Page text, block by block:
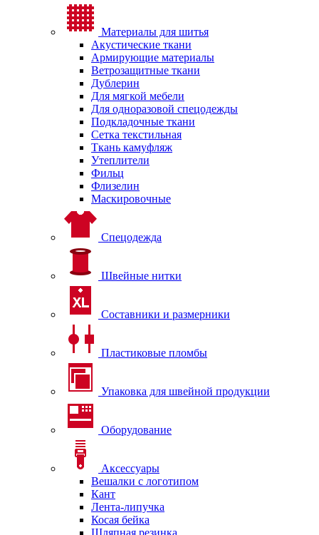
Материалы для шитья
Акустические ткани
Армирующие материалы
Ветрозащитные ткани
Дублерин
Для мягкой мебели
Для одноразовой спецодежды
Подкладочные ткани
Сетка текстильная
Ткань камуфляж
Утеплители
Фильц
Флизелин
Маскировочные
Спецодежда
Швейные нитки
Составники и размерники
Пластиковые пломбы
Упаковка для швейной продукции
Оборудование
Аксессуары
Вешалки с логотипом
Кант
Лента-липучка
Косая бейка
Шляпная резинка